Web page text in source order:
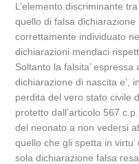
L’elemento discriminante
quello di falsa dichiarazione
correttamente individuato
dichiarazioni mendaci
Soltanto la falsita’
dichiarazione di nascita e’,
perdita del vero stato civile
protetto dall’articolo 567
del neonato a non vedersi
quello che gli spetta in
sola dichiarazione falsa